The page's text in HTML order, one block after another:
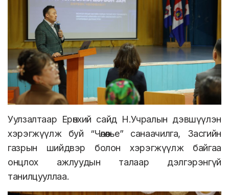
Уулзалтаар Ерөнхий сайд Н.Учралын дэвшүүлэн
хэрэгжүүлж буй “Чөлөөлье” санаачилга, Засгийн
газрын шийдвэр болон хэрэгжүүлж байгаа
онцлох ажлуудын талаар дэлгэрэнгүй
танилцууллаа.